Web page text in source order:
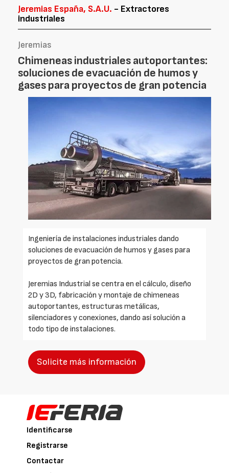
Jeremias España, S.A.U. - Extractores
industriales
Jeremias
Chimeneas industriales autoportantes:
soluciones de evacuación de humos y
gases para proyectos de gran potencia
Ingeniería de instalaciones industriales dando
soluciones de evacuación de humos y gases para
proyectos de gran potencia.
Jeremias Industrial se centra en el cálculo, diseño
2D y 3D, fabricación y montaje de chimeneas
autoportantes, estructuras metálicas,
silenciadores y conexiones, dando así solución a
todo tipo de instalaciones.
Solicite más información
Identificarse
Registrarse
Contactar